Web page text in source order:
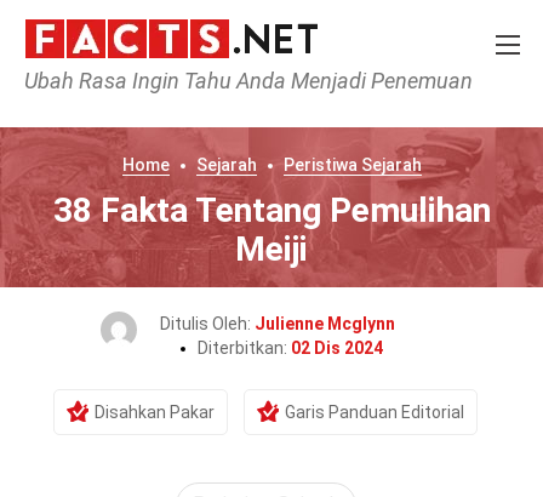
Ubah Rasa Ingin Tahu Anda Menjadi Penemuan
Home Sejarah Peristiwa Sejarah
38 Fakta Tentang Pemulihan
Meiji
Ditulis Oleh: Julienne Mcglynn
Diterbitkan: 02 Dis 2024
Disahkan Pakar Garis Panduan Editorial